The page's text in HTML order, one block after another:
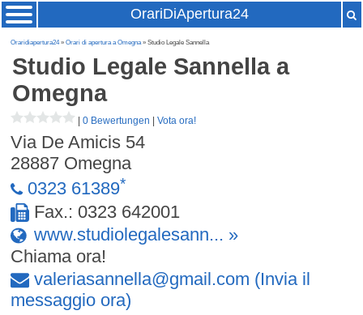
OrariDiApertura24
Oraridiapertura24»Orari di apertura a Omegna» Studio Legale Sannella
Studio Legale Sannellaa
Omegna
|0 Bewertungen |Vota ora!
Via De Amicis 54
28887 Omegna
0323 61389*
Fax.: 0323 642001
www.studiolegalesann... »
Chiama ora!
valeriasannella@gmail.com (Invia il
messaggio ora)